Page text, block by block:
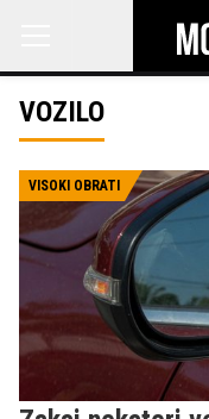
VOZILO
VISOKI OBRATI